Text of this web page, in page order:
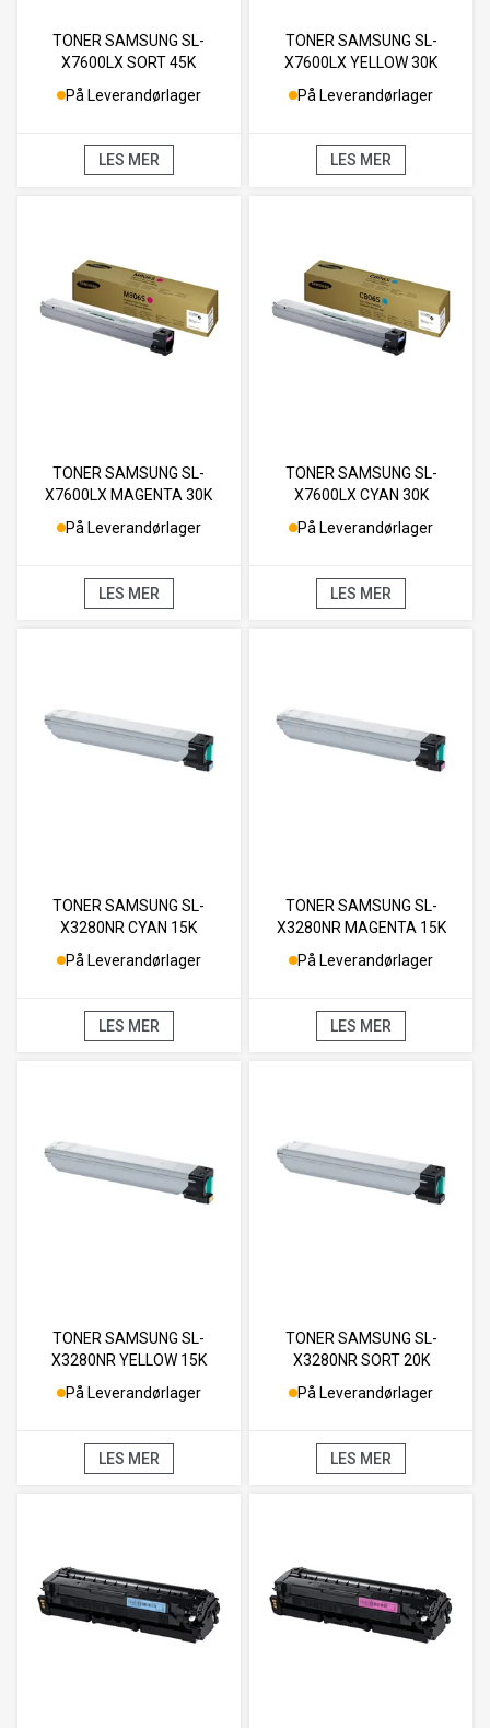
TONER SAMSUNG SL-
X7600LX SORT 45K
På Leverandørlager
LES MER
TONER SAMSUNG SL-
X7600LX YELLOW 30K
På Leverandørlager
LES MER
TONER SAMSUNG SL-
X7600LX MAGENTA 30K
På Leverandørlager
LES MER
TONER SAMSUNG SL-
X7600LX CYAN 30K
På Leverandørlager
LES MER
TONER SAMSUNG SL-
X3280NR CYAN 15K
På Leverandørlager
LES MER
TONER SAMSUNG SL-
X3280NR MAGENTA 15K
På Leverandørlager
LES MER
TONER SAMSUNG SL-
X3280NR YELLOW 15K
På Leverandørlager
LES MER
TONER SAMSUNG SL-
X3280NR SORT 20K
På Leverandørlager
LES MER